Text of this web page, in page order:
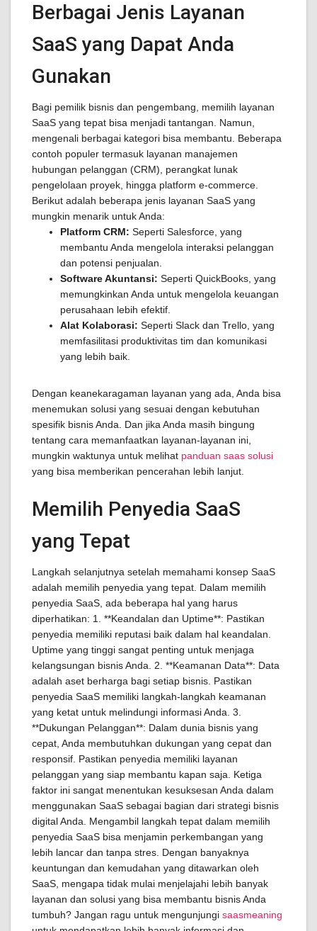
Berbagai Jenis Layanan
SaaS yang Dapat Anda
Gunakan
Bagi pemilik bisnis dan pengembang, memilih layanan
SaaS yang tepat bisa menjadi tantangan. Namun,
mengenali berbagai kategori bisa membantu. Beberapa
contoh populer termasuk layanan manajemen
hubungan pelanggan (CRM), perangkat lunak
pengelolaan proyek, hingga platform e-commerce.
Berikut adalah beberapa jenis layanan SaaS yang
mungkin menarik untuk Anda:
Platform CRM: Seperti Salesforce, yang
membantu Anda mengelola interaksi pelanggan
dan potensi penjualan.
Software Akuntansi: Seperti QuickBooks, yang
memungkinkan Anda untuk mengelola keuangan
perusahaan lebih efektif.
Alat Kolaborasi: Seperti Slack dan Trello, yang
memfasilitasi produktivitas tim dan komunikasi
yang lebih baik.
Dengan keanekaragaman layanan yang ada, Anda bisa
menemukan solusi yang sesuai dengan kebutuhan
spesifik bisnis Anda. Dan jika Anda masih bingung
tentang cara memanfaatkan layanan-layanan ini,
mungkin waktunya untuk melihat panduan saas solusi
yang bisa memberikan pencerahan lebih lanjut.
Memilih Penyedia SaaS
yang Tepat
Langkah selanjutnya setelah memahami konsep SaaS
adalah memilih penyedia yang tepat. Dalam memilih
penyedia SaaS, ada beberapa hal yang harus
diperhatikan: 1. **Keandalan dan Uptime**: Pastikan
penyedia memiliki reputasi baik dalam hal keandalan.
Uptime yang tinggi sangat penting untuk menjaga
kelangsungan bisnis Anda. 2. **Keamanan Data**: Data
adalah aset berharga bagi setiap bisnis. Pastikan
penyedia SaaS memiliki langkah-langkah keamanan
yang ketat untuk melindungi informasi Anda. 3.
**Dukungan Pelanggan**: Dalam dunia bisnis yang
cepat, Anda membutuhkan dukungan yang cepat dan
responsif. Pastikan penyedia memiliki layanan
pelanggan yang siap membantu kapan saja. Ketiga
faktor ini sangat menentukan kesuksesan Anda dalam
menggunakan SaaS sebagai bagian dari strategi bisnis
digital Anda. Mengambil langkah tepat dalam memilih
penyedia SaaS bisa menjamin perkembangan yang
lebih lancar dan tanpa stres. Dengan banyaknya
keuntungan dan kemudahan yang ditawarkan oleh
SaaS, mengapa tidak mulai menjelajahi lebih banyak
layanan dan solusi yang bisa membantu bisnis Anda
tumbuh? Jangan ragu untuk mengunjungi saasmeaning